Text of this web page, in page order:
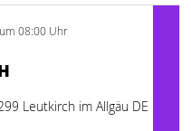
08:00 Uhr
Leutkirch im Allgäu DE